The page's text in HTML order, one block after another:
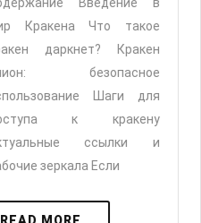
Кракена Что такое
даркнет? Кракен
безопасное
Шаги для
к кракену
ссылки и
зеркала Если
READ MORE